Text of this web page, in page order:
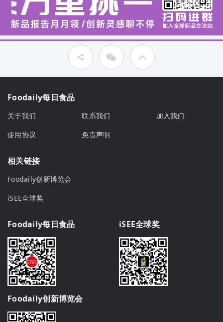
Foodaily每日食品
关于我们 联系我们
加入我们
使用协议
免责声明
相关链接
Foodaily创新博览会
iSEE全球奖
Foodaily每日食品 iSEE全球奖
Foodaily创新博览会